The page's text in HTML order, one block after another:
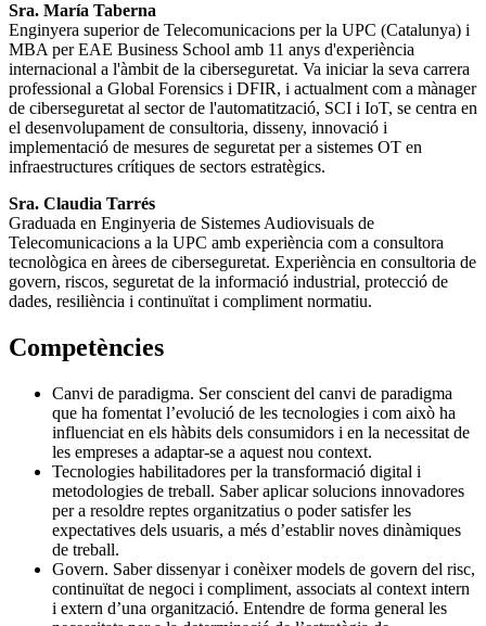
Sra. María Taberna
Enginyera superior de Telecomunicacions per la UPC (Catalunya) i
MBA per EAE Business School amb 11 anys d'experiència
internacional a l'àmbit de la ciberseguretat. Va iniciar la seva carrera
professional a Global Forensics i DFIR, i actualment com a mànager
de ciberseguretat al sector de l'automatització, SCI i IoT, se centra en
el desenvolupament de consultoria, disseny, innovació i
implementació de mesures de seguretat per a sistemes OT en
infraestructures crítiques de sectors estratègics.
Sra. Claudia Tarrés
Graduada en Enginyeria de Sistemes Audiovisuals de
Telecomunicacions a la UPC amb experiència com a consultora
tecnològica en àrees de ciberseguretat. Experiència en consultoria de
govern, riscos, seguretat de la informació industrial, protecció de
dades, resiliència i continuïtat i compliment normatiu.
Competències
Canvi de paradigma. Ser conscient del canvi de paradigma
que ha fomentat l’evolució de les tecnologies i com això ha
influenciat en els hàbits dels consumidors i en la necessitat de
les empreses a adaptar-se a aquest nou context.
Tecnologies habilitadores per la transformació digital i
metodologies de treball. Saber aplicar solucions innovadores
per a resoldre reptes organitzatius o poder satisfer les
expectatives dels usuaris, a més d’establir noves dinàmiques
de treball.
Govern. Saber dissenyar i conèixer models de govern del risc,
continuïtat de negoci i compliment, associats al context intern
i extern d’una organització. Entendre de forma general les